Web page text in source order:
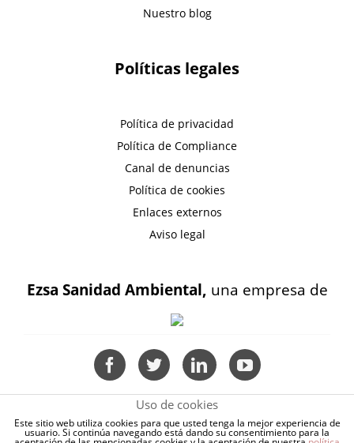
Nuestro blog
Políticas legales
Política de privacidad
Política de Compliance
Canal de denuncias
Política de cookies
Enlaces externos
Aviso legal
Ezsa Sanidad Ambiental, una empresa de
Uso de cookies
Este sitio web utiliza cookies para que usted tenga la mejor experiencia de
usuario. Si continúa navegando está dando su consentimiento para la